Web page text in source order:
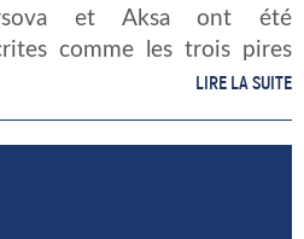
et Aksa ont été
comme les trois pires
la ville. Il suffit de voir la
LIRE LA SUITE